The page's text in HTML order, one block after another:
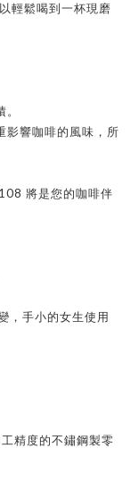
輕鬆喝到一杯現磨
影響咖啡的風味，所
108 將是您的咖啡伴
，手小的女生使用
精度的不鏽鋼製零